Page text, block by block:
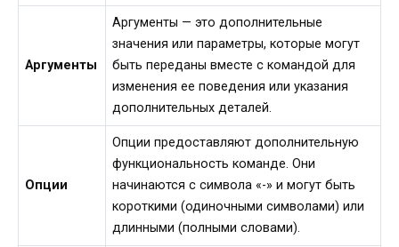
Аргументы
Аргументы — это дополнительные
значения или параметры, которые могут
быть переданы вместе с командой для
изменения ее поведения или указания
дополнительных деталей.
Опции
Опции предоставляют дополнительную
функциональность команде. Они
начинаются с символа «-» и могут быть
короткими (одиночными символами) или
длинными (полными словами).